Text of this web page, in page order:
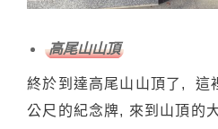
高尾山山頂
終於到達高尾山山頂了, 這
公尺的紀念牌, 來到山頂的